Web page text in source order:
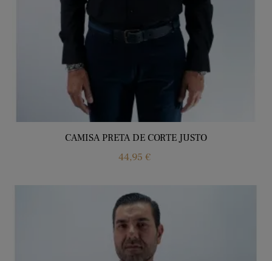
CAMISA PRETA DE CORTE JUSTO
Price
44,95 €